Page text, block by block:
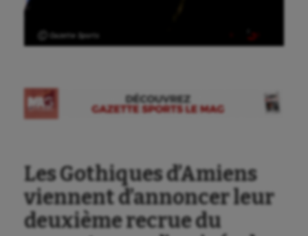
Ⓒ Gazette Sports
Les Gothiques d’Amiens
viennent d’annoncer leur
deuxième recrue du